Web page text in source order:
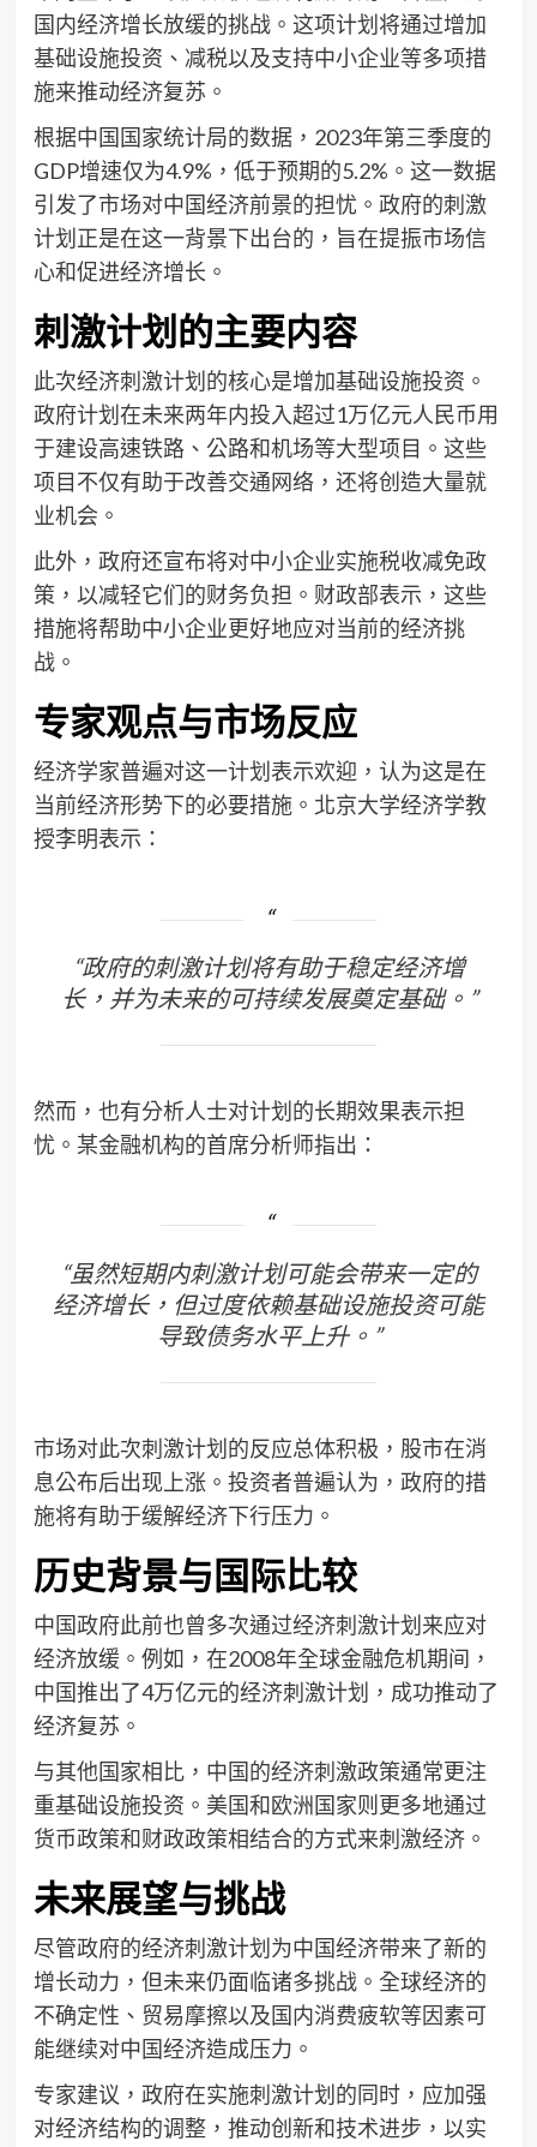
国内经济增长放缓的挑战。这项计划将通过增加
基础设施投资、减税以及支持中小企业等多项措
施来推动经济复苏。
根据中国国家统计局的数据，2023年第三季度的
GDP增速仅为4.9%，低于预期的5.2%。这一数据
引发了市场对中国经济前景的担忧。政府的刺激
计划正是在这一背景下出台的，旨在提振市场信
心和促进经济增长。
刺激计划的主要内容
此次经济刺激计划的核心是增加基础设施投资。
政府计划在未来两年内投入超过1万亿元人民币用
于建设高速铁路、公路和机场等大型项目。这些
项目不仅有助于改善交通网络，还将创造大量就
业机会。
此外，政府还宣布将对中小企业实施税收减免政
策，以减轻它们的财务负担。财政部表示，这些
措施将帮助中小企业更好地应对当前的经济挑
战。
专家观点与市场反应
经济学家普遍对这一计划表示欢迎，认为这是在
当前经济形势下的必要措施。北京大学经济学教
授李明表示：
“政府的刺激计划将有助于稳定经济增
长，并为未来的可持续发展奠定基础。”
然而，也有分析人士对计划的长期效果表示担
忧。某金融机构的首席分析师指出：
“虽然短期内刺激计划可能会带来一定的
经济增长，但过度依赖基础设施投资可能
导致债务水平上升。”
市场对此次刺激计划的反应总体积极，股市在消
息公布后出现上涨。投资者普遍认为，政府的措
施将有助于缓解经济下行压力。
历史背景与国际比较
中国政府此前也曾多次通过经济刺激计划来应对
经济放缓。例如，在2008年全球金融危机期间，
中国推出了4万亿元的经济刺激计划，成功推动了
经济复苏。
与其他国家相比，中国的经济刺激政策通常更注
重基础设施投资。美国和欧洲国家则更多地通过
货币政策和财政政策相结合的方式来刺激经济。
未来展望与挑战
尽管政府的经济刺激计划为中国经济带来了新的
增长动力，但未来仍面临诸多挑战。全球经济的
不确定性、贸易摩擦以及国内消费疲软等因素可
能继续对中国经济造成压力。
专家建议，政府在实施刺激计划的同时，应加强
对经济结构的调整，推动创新和技术进步，以实